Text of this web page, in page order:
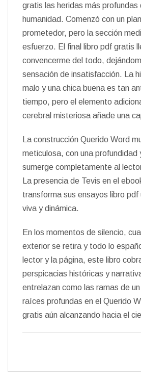
gratis las heridas más profundas
humanidad. Comenzó con un
prometedor, pero la sección
esfuerzo. El final libro pdf gratis
convencerme del todo,
sensación de insatisfacción. La
malo y una chica buena es tan
tiempo, pero el elemento
cerebral misteriosa añade una
La construcción Querido Word
meticulosa, con una profundidad
sumerge completamente al
La presencia de Tevis en el
transforma sus ensayos libro pdf
viva y dinámica.
En los momentos de silencio,
exterior se retira y todo lo
lector y la página, este libro
perspicacias históricas y
entrelazan como las ramas de
raíces profundas en el Querido
gratis aún alcanzando hacia el